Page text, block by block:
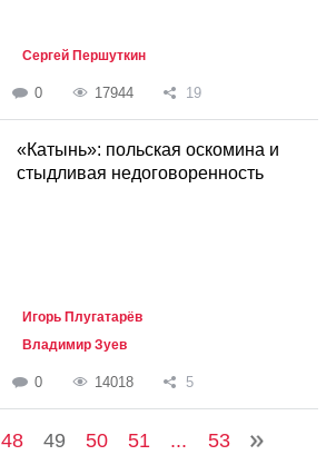
Сергей Першуткин
0 17944 19
«Катынь»: польская оскомина и
стыдливая недоговоренность
Игорь Плугатарёв
Владимир Зуев
0 14018 5
48 49 50 51 ... 53